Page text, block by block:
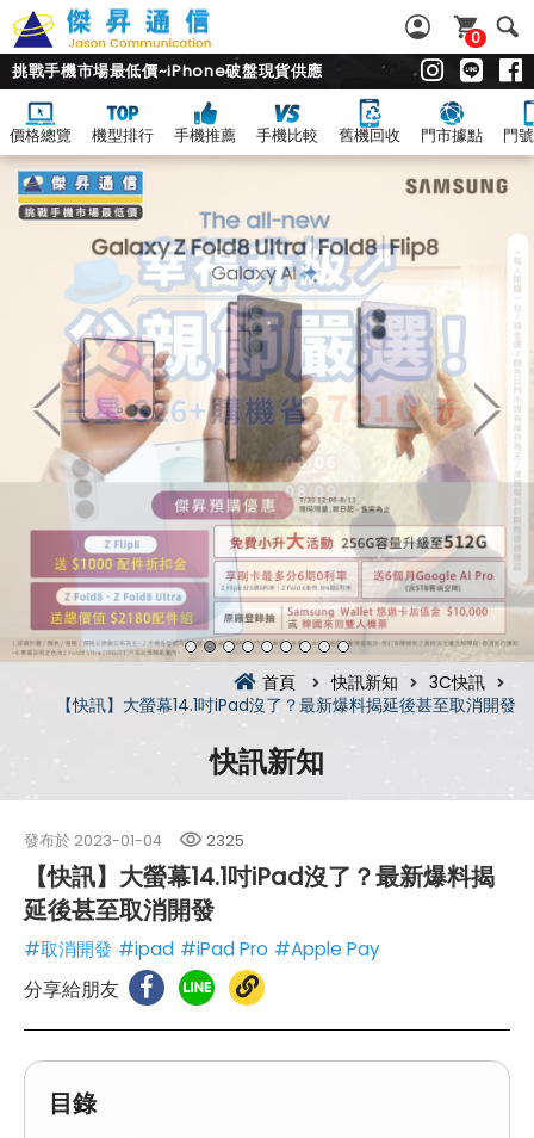
0
挑戰手機市場最低價~iPhone破盤現貨供應
價格總覽 機型排行 手機推薦 手機比較 舊機回收 門市據點 門
首頁 快訊新知
3C快訊
【快訊】大螢幕14.1吋iPad沒了？最新爆料揭延後甚至取消開發
快訊新知
發布於 2023-01-04 2325
【快訊】大螢幕14.1吋iPad沒了？最新爆料揭
延後甚至取消開發
#取消開發 #ipad #iPad Pro #Apple Pay
分享給朋友
目錄